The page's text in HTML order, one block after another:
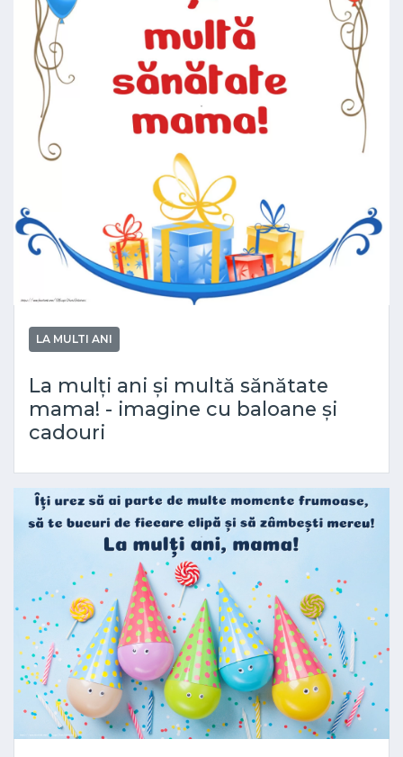
LA MULTI ANI
La mulți ani și multă sănătate
mama! - imagine cu baloane și
cadouri